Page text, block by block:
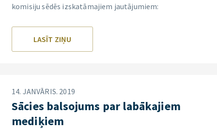
komisiju sēdēs izskatāmajiem jautājumiem:
LASĪT ZIŅU
14. JANVĀRIS. 2019
Sācies balsojums par labākajiem
mediķiem